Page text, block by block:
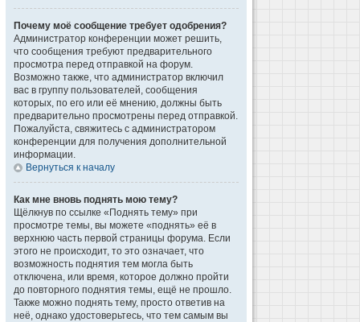
Почему моё сообщение требует одобрения?
Администратор конференции может решить,
что сообщения требуют предварительного
просмотра перед отправкой на форум.
Возможно также, что администратор включил
вас в группу пользователей, сообщения
которых, по его или её мнению, должны быть
предварительно просмотрены перед отправкой.
Пожалуйста, свяжитесь с администратором
конференции для получения дополнительной
информации.
Вернуться к началу
Как мне вновь поднять мою тему?
Щёлкнув по ссылке «Поднять тему» при
просмотре темы, вы можете «поднять» её в
верхнюю часть первой страницы форума. Если
этого не происходит, то это означает, что
возможность поднятия тем могла быть
отключена, или время, которое должно пройти
до повторного поднятия темы, ещё не прошло.
Также можно поднять тему, просто ответив на
неё, однако удостоверьтесь, что тем самым вы